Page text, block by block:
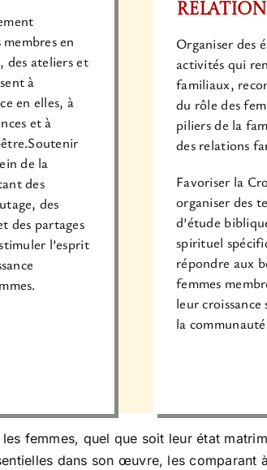
en
des ateliers et
à
en elles, à
et à
de la
des
des
des partages
l’esprit
Organiser des
activités qui
familiaux,
du rôle des
piliers de la
des relations
Favoriser la
organiser des
d’étude
spirituel
répondre aux
femmes
leur
la
les femmes, quel que soit leur état
dans son œuvre, les comparant